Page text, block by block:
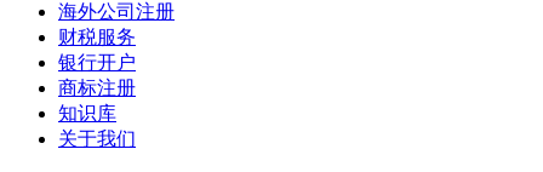
海外公司注册
财税服务
银行开户
商标注册
知识库
关于我们